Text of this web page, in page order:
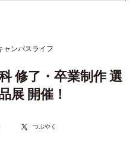
ャンパスライフ
修了・卒業制作 選
展 開催！
つぶやく